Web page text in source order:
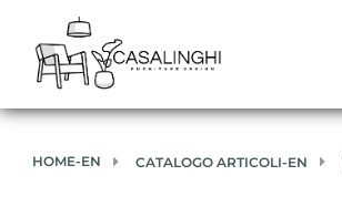
HOME-EN CATALOGO ARTICOLI-EN